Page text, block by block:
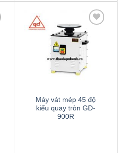
Thêm
Máy vát mép 45 độ
kiểu quay tròn GD-
900R